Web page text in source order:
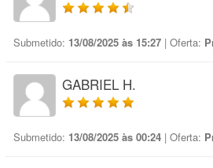
Submetido: 13/08/2025 às 15:27 | Oferta:
GABRIEL H.
Submetido: 13/08/2025 às 00:24 | Oferta: